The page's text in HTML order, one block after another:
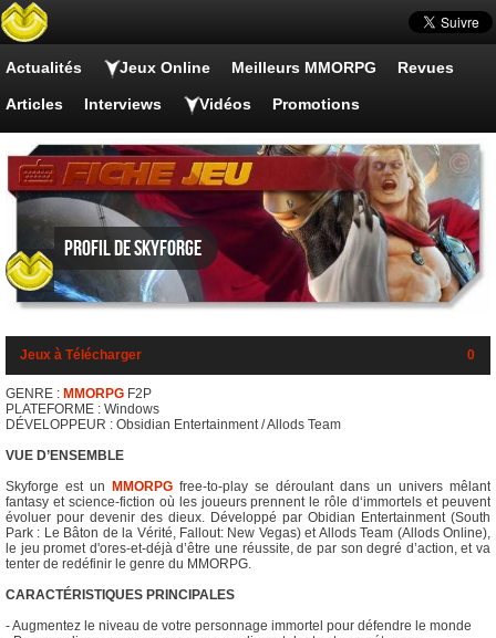
Actualités Jeux Online Meilleurs MMORPG Revues
Articles Interviews Vidéos Promotions
Profil de Skyforge
Jeux à Télécharger 0
GENRE : MMORPG F2P
PLATEFORME : Windows
DÉVELOPPEUR : Obsidian Entertainment / Allods Team
VUE D’ENSEMBLE
Skyforge est un
MMORPG free-to-play se déroulant dans un univers mêlant
fantasy et science-fiction où les joueurs prennent le rôle d‘immortels et peuvent
évoluer pour devenir des dieux. Développé par Obidian Entertainment (South
Park : Le Bâton de la Vérité, Fallout: New Vegas) et Allods Team (Allods Online),
le jeu promet d'ores-et-déjà d’être une réussite, de par son degré d’action, et va
tenter de redéfinir le genre du MMORPG.
CARACTÉRISTIQUES PRINCIPALES
- Augmentez le niveau de votre personnage immortel pour défendre le monde